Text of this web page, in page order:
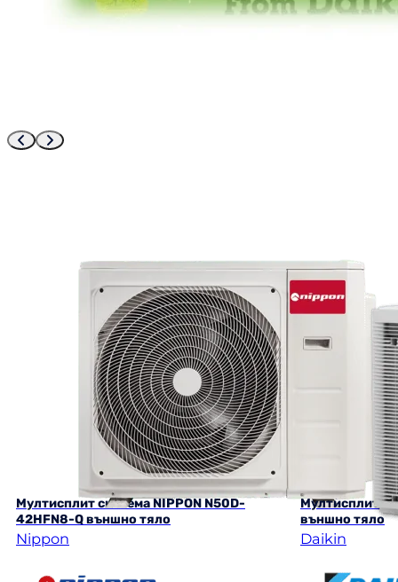
Мултисплит система NIPPON N50D-
42HFN8-Q външно тяло
Nippon
Мултисплит
външно тяло
Daikin